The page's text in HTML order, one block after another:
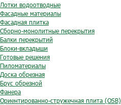
Лотки водоотводные
Фасадные материалы
Фасадная плитка
Сборно-монолитные перекрытия
Балки перекрытий
Блоки-вкладыши
Готовые решения
Пиломатериалы
Доска обрезная
Брус обрезной
Фанера
Ориентированно-стружечная плита (OSB)